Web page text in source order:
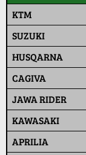
KTM
SUZUKI
HUSQARNA
CAGIVA
JAWA RIDER
KAWASAKI
APRILIA